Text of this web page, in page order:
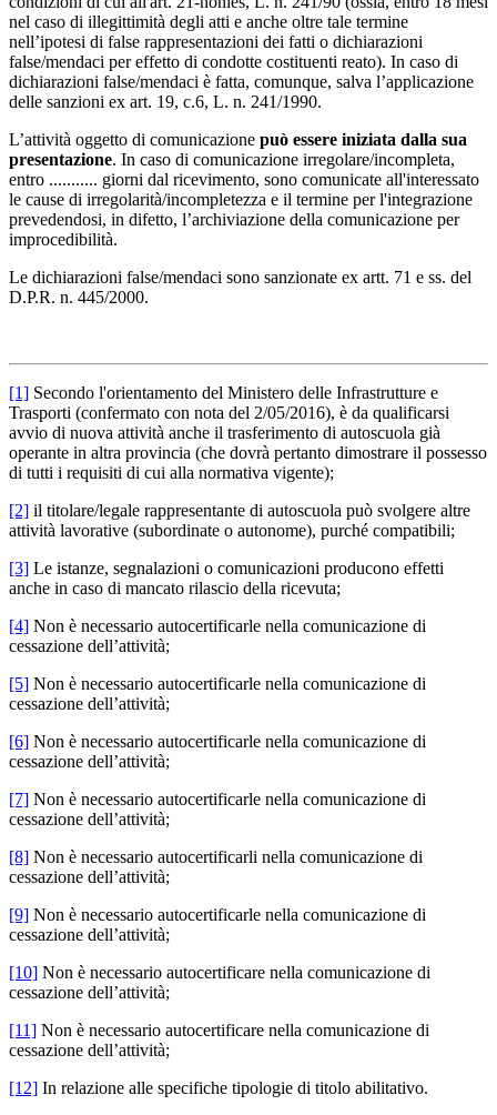
nel caso di illegittimità degli atti e anche oltre tale termine
nell’ipotesi di false rappresentazioni dei fatti o dichiarazioni
false/mendaci per effetto di condotte costituenti reato). In caso di
dichiarazioni false/mendaci è fatta, comunque, salva l’applicazione
delle sanzioni ex art. 19, c.6, L. n. 241/1990.
L’attività oggetto di comunicazione può essere iniziata dalla sua
presentazione. In caso di comunicazione irregolare/incompleta,
entro ........... giorni dal ricevimento, sono comunicate all'interessato
le cause di irregolarità/incompletezza e il termine per l'integrazione
prevedendosi, in difetto, l’archiviazione della comunicazione per
improcedibilità.
Le dichiarazioni false/mendaci sono sanzionate ex artt. 71 e ss. del
D.P.R. n. 445/2000.
[1] Secondo l'orientamento del Ministero delle Infrastrutture e
Trasporti (confermato con nota del 2/05/2016), è da qualificarsi
avvio di nuova attività anche il trasferimento di autoscuola già
operante in altra provincia (che dovrà pertanto dimostrare il possesso
di tutti i requisiti di cui alla normativa vigente);
[2] il titolare/legale rappresentante di autoscuola può svolgere altre
attività lavorative (subordinate o autonome), purché compatibili;
[3] Le istanze, segnalazioni o comunicazioni producono effetti
anche in caso di mancato rilascio della ricevuta;
[4] Non è necessario autocertificarle nella comunicazione di
cessazione dell’attività;
[5] Non è necessario autocertificarle nella comunicazione di
cessazione dell’attività;
[6] Non è necessario autocertificarle nella comunicazione di
cessazione dell’attività;
[7] Non è necessario autocertificarle nella comunicazione di
cessazione dell’attività;
[8] Non è necessario autocertificarli nella comunicazione di
cessazione dell’attività;
[9] Non è necessario autocertificarle nella comunicazione di
cessazione dell’attività;
[10] Non è necessario autocertificare nella comunicazione di
cessazione dell’attività;
[11] Non è necessario autocertificare nella comunicazione di
cessazione dell’attività;
[12] In relazione alle specifiche tipologie di titolo abilitativo.